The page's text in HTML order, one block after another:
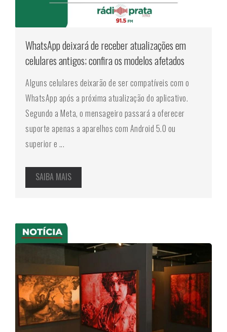
WhatsApp deixará de receber atualizações em
celulares antigos; confira os modelos afetados
Alguns celulares deixarão de ser compatíveis com o
WhatsApp após a próxima atualização do aplicativo.
Segundo a Meta, o mensageiro passará a oferecer
suporte apenas a aparelhos com Android 5.0 ou
superior e ...
SAIBA MAIS